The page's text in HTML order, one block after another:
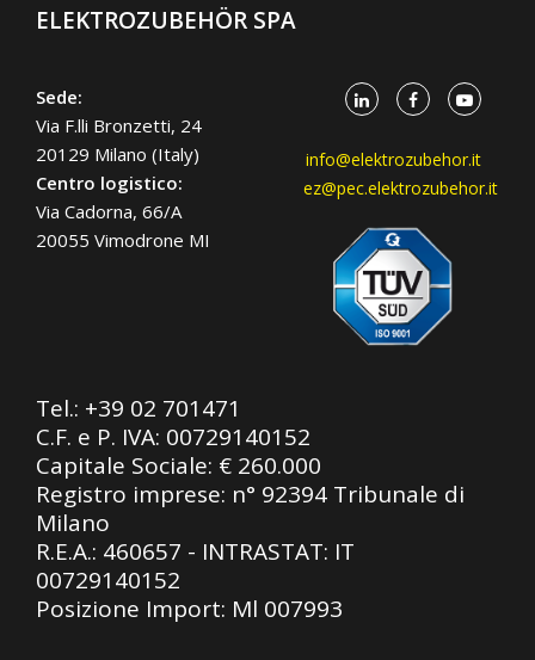
ELEKTROZUBEHÖR SPA
Sede:
Via F.lli Bronzetti, 24
20129 Milano (Italy)
Centro logistico:
Via Cadorna, 66/A
20055 Vimodrone MI
info@elektrozubehor.it
ez@pec.elektrozubehor.it
Tel.: +39 02 701471
C.F. e P. IVA: 00729140152
Capitale Sociale: € 260.000
Registro imprese: n° 92394 Tribunale di
Milano
R.E.A.: 460657 - INTRASTAT: IT
00729140152
Posizione Import: Ml 007993